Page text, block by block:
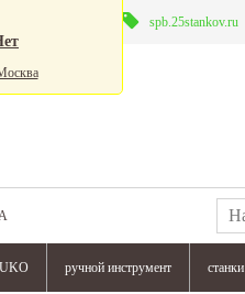
spb.25stankov.ru
ручной инструмент станки